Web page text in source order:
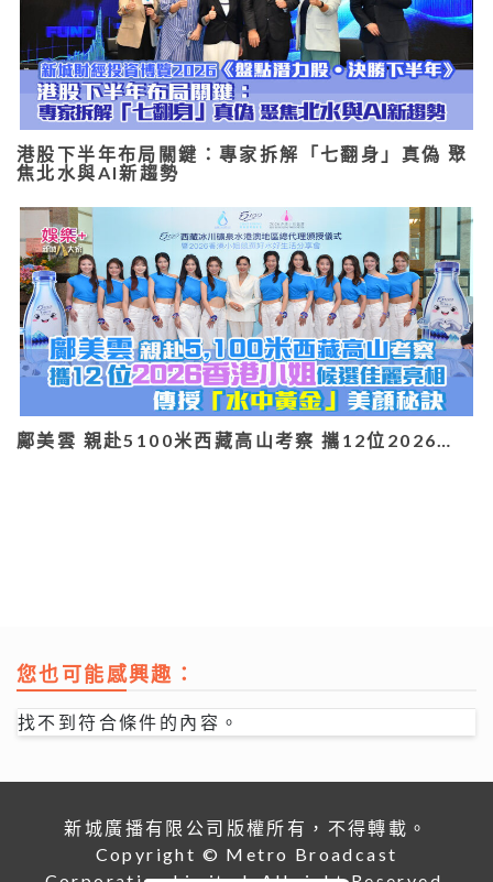
港股下半年布局關鍵：專家拆解「七翻身」真偽 聚
焦北水與AI新趨勢
鄺美雲 親赴5100米西藏高山考察 攜12位2026…
您也可能感興趣：
找不到符合條件的內容。
新城廣播有限公司版權所有，不得轉載。
Copyright © Metro Broadcast